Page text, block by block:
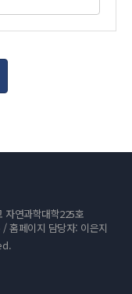
자연과학대학225호
홈페이지 담당자: 이은지